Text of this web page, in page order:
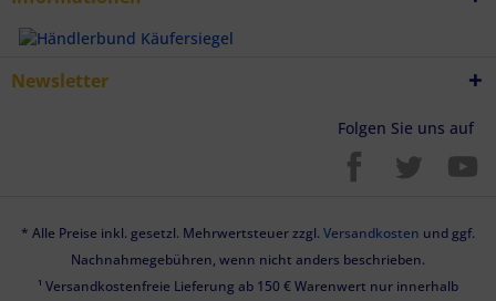
Newsletter
Folgen Sie uns auf
* Alle Preise inkl. gesetzl. Mehrwertsteuer zzgl. Versandkosten und ggf.
Nachnahmegebühren, wenn nicht anders beschrieben.
¹ Versandkostenfreie Lieferung ab 150 € Warenwert nur innerhalb